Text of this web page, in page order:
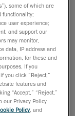
un
bâtiment
de 38 000 à
où se
la haute
dévoilement.
Georges
some of which are
functionality;
user experience;
and support our
may monitor,
data, IP address and
for these and
If you
you click “Reject,”
features and
“Accept,” “Reject,”
our Privacy Policy
Policy, and